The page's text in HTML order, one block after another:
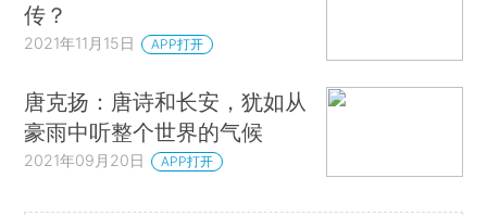
传？
2021年11月15日 APP打开
唐克扬：唐诗和长安，犹如从
豪雨中听整个世界的气候
2021年09月20日 APP打开